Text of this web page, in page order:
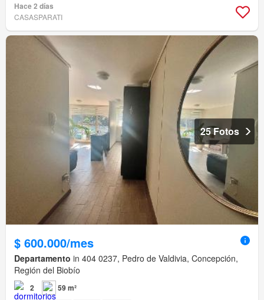
Hace 2 días
CASASPARATI
25 Fotos
$ 600.000/mes
Departamento in 404 0237, Pedro de Valdivia, Concepción,
Región del Biobío
2 59 m²